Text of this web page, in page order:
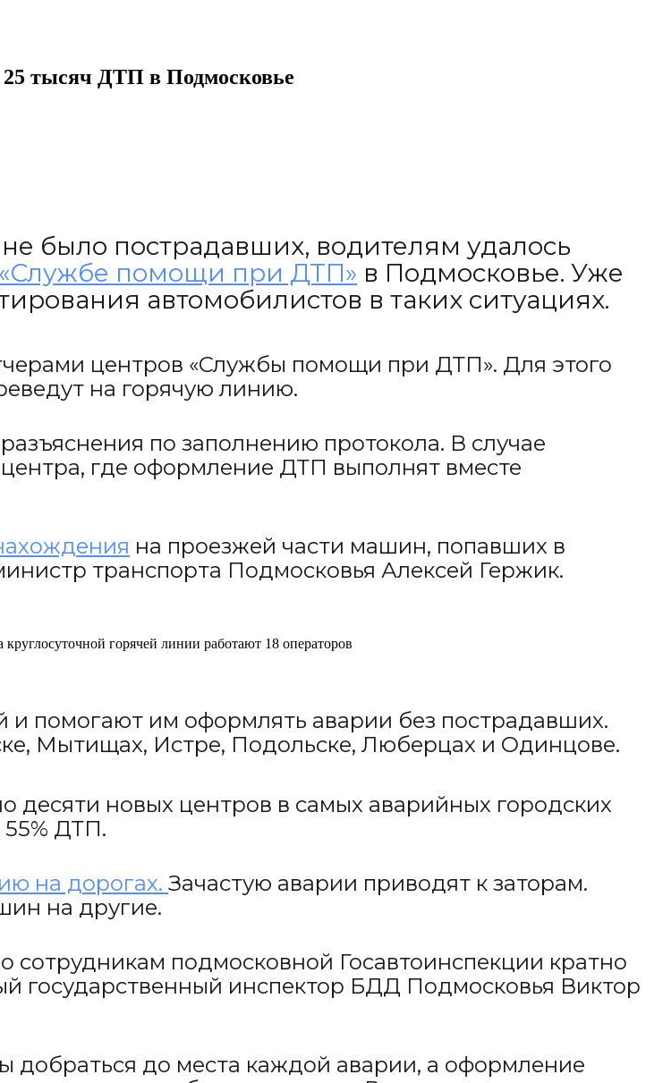
тысяч ДТП в Подмосковье
было пострадавших, водителям удалось
«Службе помощи при ДТП» в Подмосковье. Уже
автомобилистов в таких ситуациях.
центров «Службы помощи при ДТП». Для этого
на горячую линию.
по заполнению протокола. В случае
где оформление ДТП выполнят вместе
на проезжей части машин, попавших в
транспорта Подмосковья Алексей Гержик.
горячей линии работают 18 операторов
помогают им оформлять аварии без пострадавших.
Мытищах, Истре, Подольске, Люберцах и Одинцове.
новых центров в самых аварийных городских
55% ДТП.
на дорогах. Зачастую аварии приводят к заторам.
на другие.
подмосковной Госавтоинспекции кратно
государственный инспектор БДД Подмосковья Виктор
добраться до места каждой аварии, а оформление